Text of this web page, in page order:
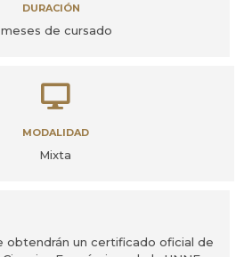
DURACIÓN
de cursado
MODALIDAD
Mixta
obtendrán un certificado oficial de